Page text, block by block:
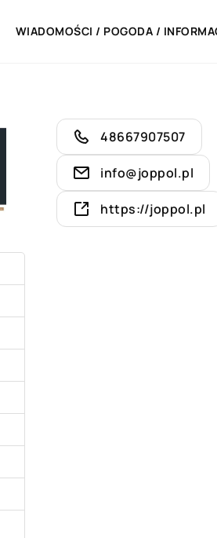
WIADOMOŚCI / POGODA /
48667907507
info@joppol.pl
https://joppol.pl